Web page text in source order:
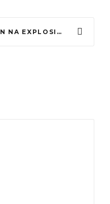
MEERDERE GEWONDEN NA EXPLOSIES MIDDEN IN NACHT: ‘LEEK WEL OORLOGSGEBIED’